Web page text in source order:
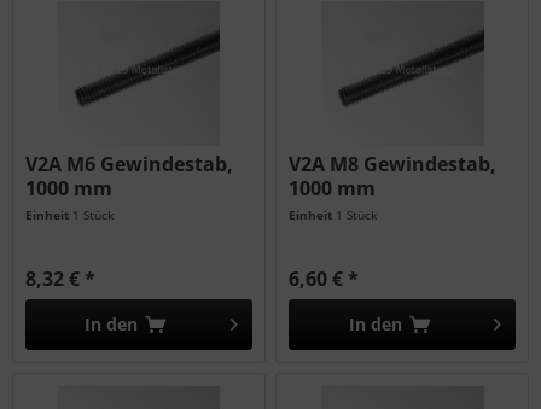
V2A M6 Gewindestab,
1000 mm
Einheit 1 Stück
8,32 € *
In den
V2A M8 Gewindestab,
1000 mm
Einheit 1 Stück
6,60 € *
In den